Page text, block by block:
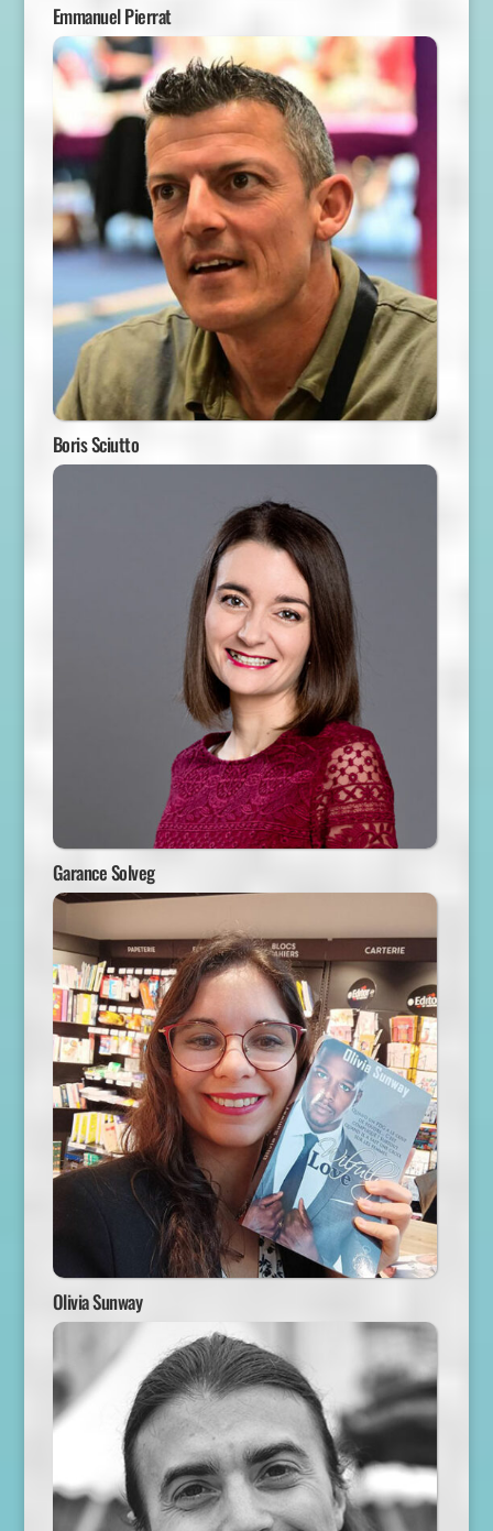
Emmanuel Pierrat
Boris Sciutto
Garance Solveg
Olivia Sunway